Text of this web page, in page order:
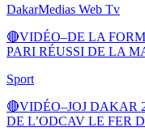
DakarMedias Web Tv
🔴VIDÉO–DE LA
PARI RÉUSSI DE LA
Sport
🔴VIDÉO–JOJ DAKAR
DE L’ODCAV LE FER